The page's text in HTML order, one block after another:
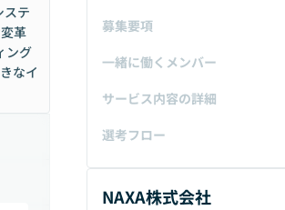
ステ
革
ング
なイ
募集要項
一緒に働くメンバー
サービス内容の詳細
選考フロー
NAXA株式会社